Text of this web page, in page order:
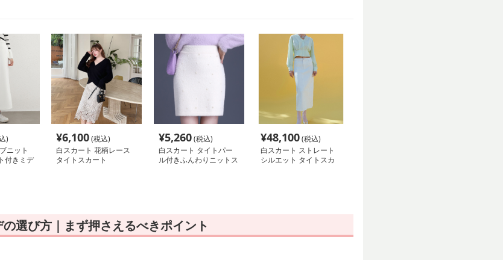
)
ニット
付きミデ
¥6,100(税込)
白スカート 花柄レース
タイトスカート
¥5,260(税込)
白スカート タイトパー
ル付きふんわりニットス
¥48,100(税込)
白スカート ストレート
シルエット タイトスカ
選び方｜まず押さえるべきポイント